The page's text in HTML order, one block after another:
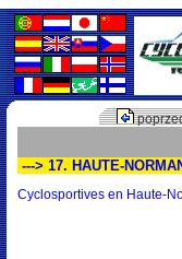
---> 17. HAUTE-
Cyclosportives en Haute-